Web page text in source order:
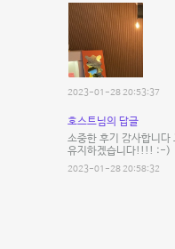
2023-01-28 20:53:37
호스트님의 답글
소중한 후기 감사합니다
유지하겠습니다!!!! :-)
2023-01-28 20:58:32